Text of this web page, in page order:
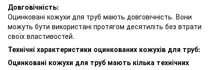
Довговічність:
Оцинковані кожухи для труб мають довговічність. Вони
можуть бути використані протягом десятиліть без втрати
своїх властивостей.
Технічні характеристики оцинкованих кожухів для труб:
Оцинковані кожухи для труб мають кілька технічних